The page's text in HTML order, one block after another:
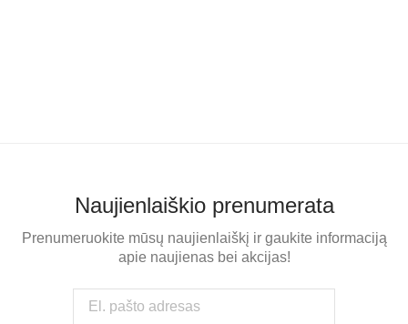
Naujienlaiškio prenumerata
Prenumeruokite mūsų naujienlaiškį ir gaukite informaciją
apie naujienas bei akcijas!